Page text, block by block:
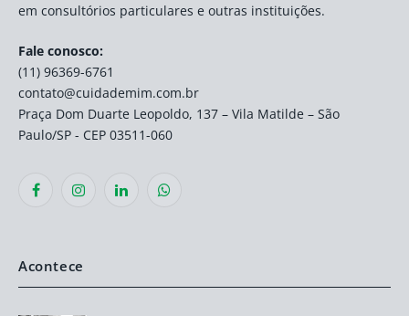
em consultórios particulares e outras instituições.
Fale conosco:
(11) 96369-6761
contato@cuidademim.com.br
Praça Dom Duarte Leopoldo, 137 – Vila Matilde – São
Paulo/SP - CEP 03511-060
FacebookInstagramLinkedInWhatsApp
Acontece